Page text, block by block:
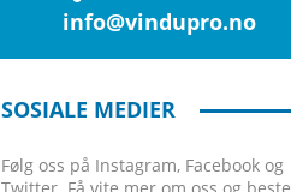
info@vindupro.no
SOSIALE MEDIER
Følg oss på Instagram, Facebook og